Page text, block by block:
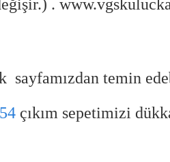
.
sayfamızdan temin
çıkım sepetimizi